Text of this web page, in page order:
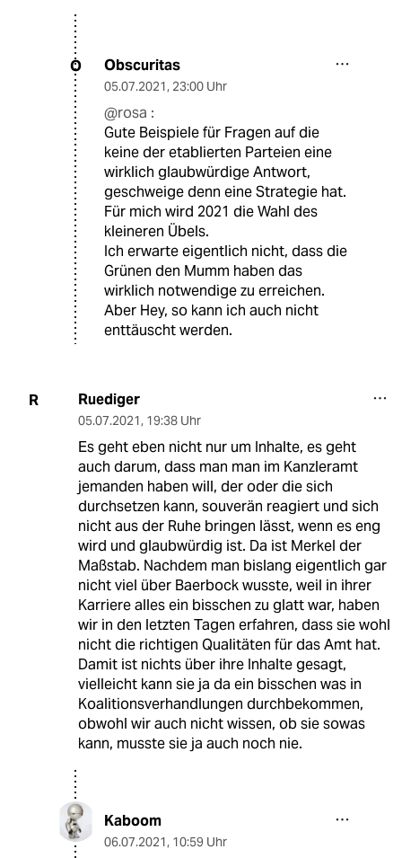
O Obscuritas
05.07.2021, 23:00 Uhr
@rosa :
Gute Beispiele für Fragen auf die
keine der etablierten Parteien eine
wirklich glaubwürdige Antwort,
geschweige denn eine Strategie hat.
Für mich wird 2021 die Wahl des
kleineren Übels.
Ich erwarte eigentlich nicht, dass die
Grünen den Mumm haben das
wirklich notwendige zu erreichen.
Aber Hey, so kann ich auch nicht
enttäuscht werden.
R Ruediger
05.07.2021, 19:38 Uhr
Es geht eben nicht nur um Inhalte, es geht
auch darum, dass man man im Kanzleramt
jemanden haben will, der oder die sich
durchsetzen kann, souverän reagiert und sich
nicht aus der Ruhe bringen lässt, wenn es eng
wird und glaubwürdig ist. Da ist Merkel der
Maßstab. Nachdem man bislang eigentlich gar
nicht viel über Baerbock wusste, weil in ihrer
Karriere alles ein bisschen zu glatt war, haben
wir in den letzten Tagen erfahren, dass sie wohl
nicht die richtigen Qualitäten für das Amt hat.
Damit ist nichts über ihre Inhalte gesagt,
vielleicht kann sie ja da ein bisschen was in
Koalitionsverhandlungen durchbekommen,
obwohl wir auch nicht wissen, ob sie sowas
kann, musste sie ja auch noch nie.
Kaboom
06.07.2021, 10:59 Uhr